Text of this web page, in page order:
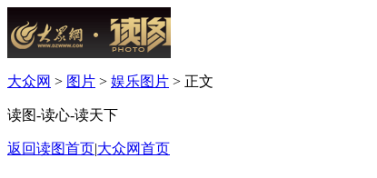
大众网 > 图片 > 娱乐图片 > 正文
读图-读心-读天下
返回读图首页|大众网首页